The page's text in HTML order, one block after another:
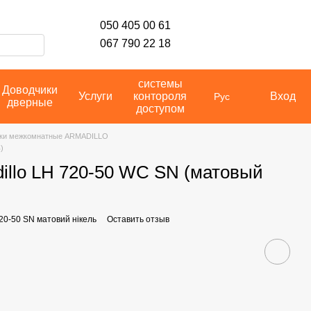
050 405 00 61
067 790 22 18
Доводчики
дверные
Услуги
системы
контороля
доступом
Рус Вход
межкомнатные ARMADILLO
LH 720-50 WC SN (матовый
50 SN матовий нікель Оставить отзыв